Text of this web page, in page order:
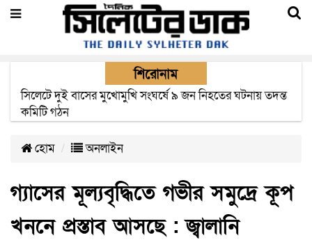
শিরোনাম
সিলেটে দুই বাসের মুখোমুখি সংঘর্ষে ৯ জন নিহতের ঘটনায় তদন্ত
কমিটি গঠন
সিলেটে সড়ক দুর্ঘটনায় নিহতদের পরিবার পাচ্ছে ৫ লাখ টাকা করে
সরকারি অনুদান
হোম
অনলাইন
গ্যাসের মূল্যবৃদ্ধিতে গভীর সমুদ্রে কূপ
খননে প্রস্তাব আসছে : জ্বালানি